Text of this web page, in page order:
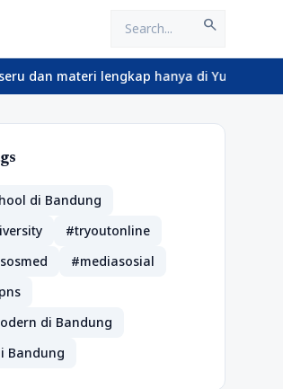
search
lengkap hanya di YukBelajar.com.
di Bandung
#tryoutonline
#mediasosial
di Bandung
Bandung